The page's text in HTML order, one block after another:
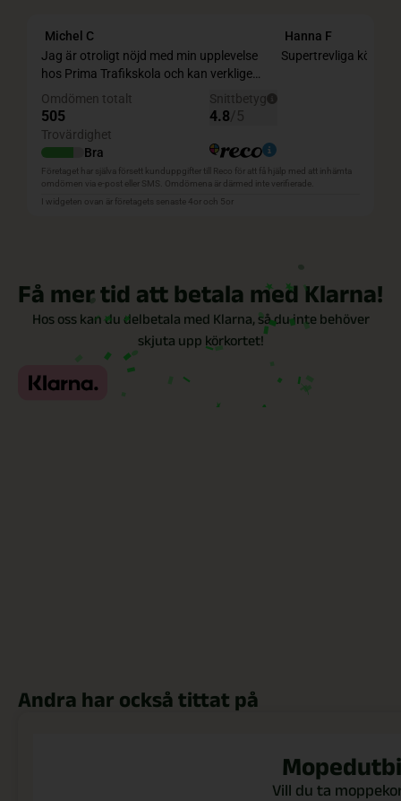
Få mer tid att betala med Klarna!
Hos oss kan du delbetala med Klarna, så du inte behöver
skjuta upp körkortet!
Andra har också tittat på
Vill du ta